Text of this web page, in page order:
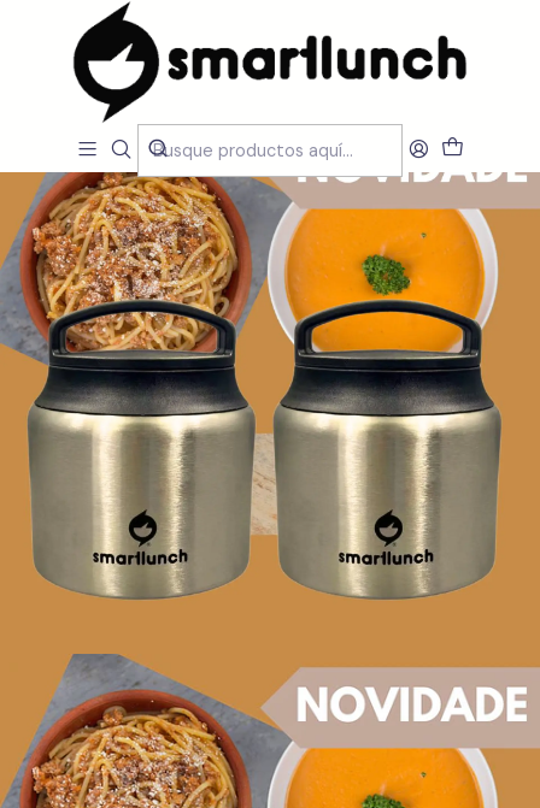
CARACTERISTICAS
DUO FoodJar Termo Inox 630 ml